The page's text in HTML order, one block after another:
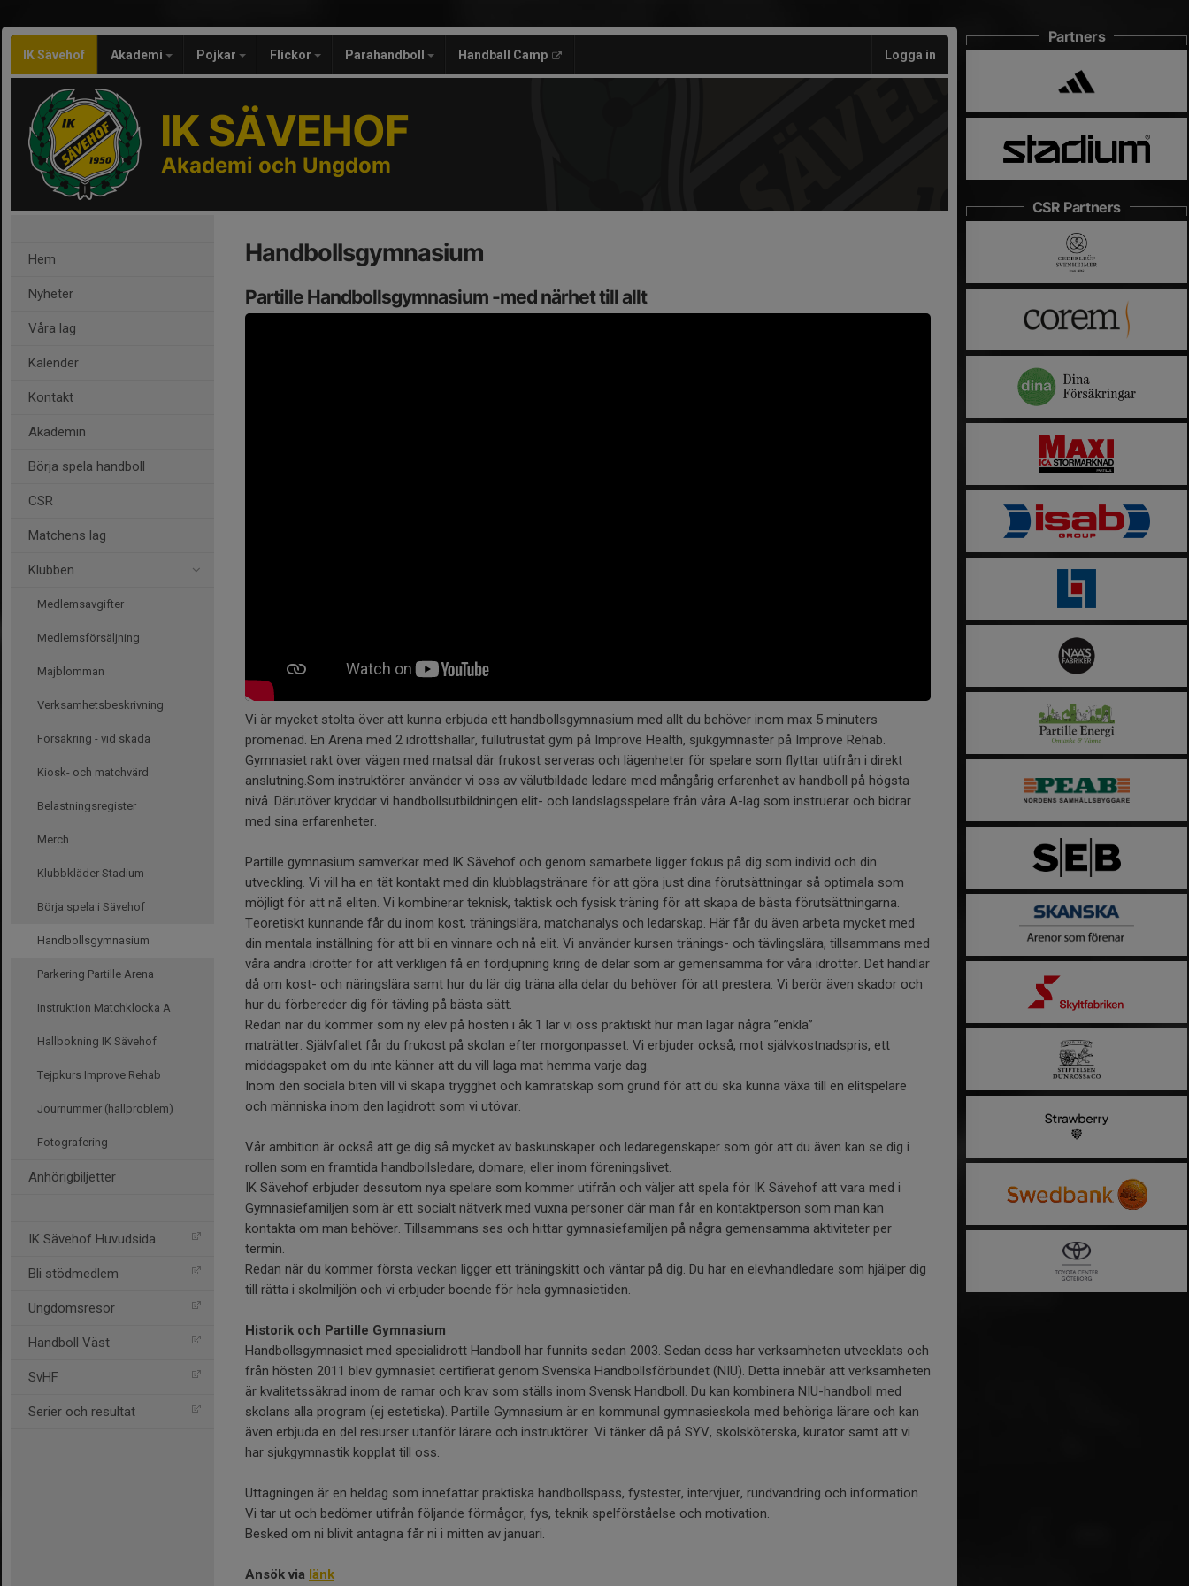
IK Sävehof Akademi Pojkar Flickor Parahandboll Handball Camp Logga in
IK SÄVEHOF
Akademi och Ungdom
Hem
Nyheter
Våra lag
Kalender
Kontakt
Akademin
Börja spela handboll
CSR
Matchens lag
Klubben
Medlemsavgifter
Medlemsförsäljning
Majblomman
Verksamhetsbeskrivning
Försäkring - vid skada
Kiosk- och matchvärd
Belastningsregister
Merch
Klubbkläder Stadium
Börja spela i Sävehof
Handbollsgymnasium
Parkering Partille Arena
Instruktion Matchklocka A
Hallbokning IK Sävehof
Tejpkurs Improve Rehab
Journummer (hallproblem)
Fotografering
Anhörigbiljetter
IK Sävehof Huvudsida
Bli stödmedlem
Ungdomsresor
Handboll Väst
SvHF
Serier och resultat
Handbollsgymnasium
Partille Handbollsgymnasium -med närhet till allt
Vi är mycket stolta över att kunna erbjuda ett handbollsgymnasium med allt du behöver inom max 5 minuters
promenad. En Arena med 2 idrottshallar, fullutrustat gym på Improve Health, sjukgymnaster på Improve Rehab.
Gymnasiet rakt över vägen med matsal där frukost serveras och lägenheter för spelare som flyttar utifrån i direkt
anslutning.Som instruktörer använder vi oss av välutbildade ledare med mångårig erfarenhet av handboll på högsta
nivå. Därutöver kryddar vi handbollsutbildningen elit- och landslagsspelare från våra A-lag som instruerar och bidrar
med sina erfarenheter.
Partille gymnasium samverkar med IK Sävehof och genom samarbete ligger fokus på dig som individ och din
utveckling. Vi vill ha en tät kontakt med din klubblagstränare för att göra just dina förutsättningar så optimala som
möjligt för att nå eliten. Vi kombinerar teknisk, taktisk och fysisk träning för att skapa de bästa förutsättningarna.
Teoretiskt kunnande får du inom kost, träningslära, matchanalys och ledarskap. Här får du även arbeta mycket med
din mentala inställning för att bli en vinnare och nå elit. Vi använder kursen tränings- och tävlingslära, tillsammans med
våra andra idrotter för att verkligen få en fördjupning kring de delar som är gemensamma för våra idrotter. Det handlar
då om kost- och näringslära samt hur du lär dig träna alla delar du behöver för att prestera. Vi berör även skador och
hur du förbereder dig för tävling på bästa sätt.
Redan när du kommer som ny elev på hösten i åk 1 lär vi oss praktiskt hur man lagar några ”enkla”
maträtter. Självfallet får du frukost på skolan efter morgonpasset. Vi erbjuder också, mot självkostnadspris, ett
middagspaket om du inte känner att du vill laga mat hemma varje dag.
Inom den sociala biten vill vi skapa trygghet och kamratskap som grund för att du ska kunna växa till en elitspelare
och människa inom den lagidrott som vi utövar.
Vår ambition är också att ge dig så mycket av baskunskaper och ledaregenskaper som gör att du även kan se dig i
rollen som en framtida handbollsledare, domare, eller inom föreningslivet.
IK Sävehof erbjuder dessutom nya spelare som kommer utifrån och väljer att spela för IK Sävehof att vara med i
Gymnasiefamiljen som är ett socialt nätverk med vuxna personer där man får en kontaktperson som man kan
kontakta om man behöver. Tillsammans ses och hittar gymnasiefamiljen på några gemensamma aktiviteter per
termin.
Redan när du kommer första veckan ligger ett träningskitt och väntar på dig. Du har en elevhandledare som hjälper dig
till rätta i skolmiljön och vi erbjuder boende för hela gymnasietiden.
Historik och Partille Gymnasium
Handbollsgymnasiet med specialidrott Handboll har funnits sedan 2003. Sedan dess har verksamheten utvecklats och
från hösten 2011 blev gymnasiet certifierat genom Svenska Handbollsförbundet (NIU). Detta innebär att verksamheten
är kvalitetssäkrad inom de ramar och krav som ställs inom Svensk Handboll. Du kan kombinera NIU-handboll med
skolans alla program (ej estetiska). Partille Gymnasium är en kommunal gymnasieskola med behöriga lärare och kan
även erbjuda en del resurser utanför lärare och instruktörer. Vi tänker då på SYV, skolsköterska, kurator samt att vi
har sjukgymnastik kopplat till oss.
Uttagningen är en heldag som innefattar praktiska handbollspass, fystester, intervjuer, rundvandring och information.
Vi tar ut och bedömer utifrån följande förmågor, fys, teknik spelförståelse och motivation.
Besked om ni blivit antagna får ni i mitten av januari.
Ansök via länk
Partners
CSR Partners